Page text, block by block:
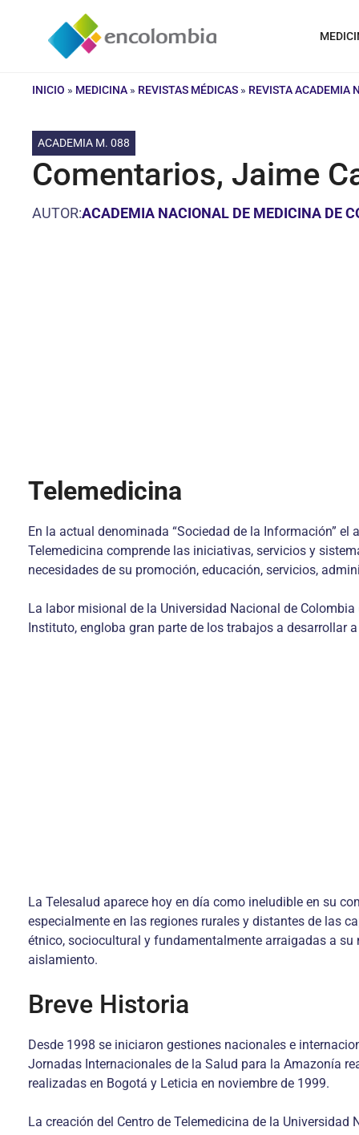
contenido
INICIO » MEDICINA » REVISTAS MÉDICAS » REVISTA ACADEMIA
ACADEMIA M. 088
Comentarios, Jaime
AUTOR:ACADEMIA NACIONAL DE MEDICINA DE
Telemedicina
En la actual denominada “Sociedad de la Información”
Telemedicina comprende las iniciativas, servicios y
necesidades de su promoción, educación, servicios,
La labor misional de la Universidad Nacional de
Instituto, engloba gran parte de los trabajos a desarrollar
La Telesalud aparece hoy en día como ineludible en su
especialmente en las regiones rurales y distantes de las
étnico, sociocultural y fundamentalmente arraigadas a
aislamiento.
Breve Historia
Desde 1998 se iniciaron gestiones nacionales e
Jornadas Internacionales de la Salud para la Amazonía
realizadas en Bogotá y Leticia en noviembre de 1999.
La creación del Centro de Telemedicina de la